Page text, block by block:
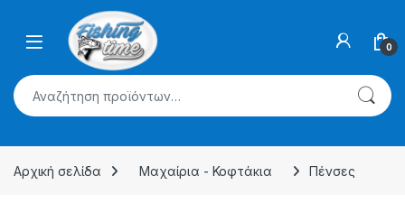
Skip to navigation
0
Αναζήτηση για:
Αρχική σελίδα Μαχαίρια - Κοφτάκια Πένσες